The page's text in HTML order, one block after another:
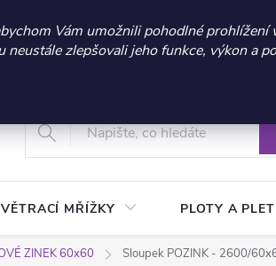
sleva 300 Kč při nákupu nad 3.000 Kč |
Vám umožnili pohodlné prohlížení
neustále zlepšovali jeho funkce, výkon a
+420 604 269 200
Vrácení a reklamace zboží Podmínky ochrany
VĚTRACÍ MŘÍŽKY PLOTY A
ZINEK 60x60 Sloupek POZINK - 2600/